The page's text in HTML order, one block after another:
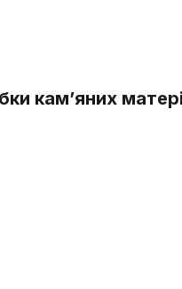
кам’яних